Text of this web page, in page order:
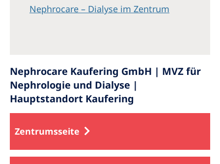
Nephrocare – Dialyse im Zentrum
Nephrocare Kaufering GmbH | MVZ für
Nephrologie und Dialyse |
Hauptstandort Kaufering
Zentrumsseite